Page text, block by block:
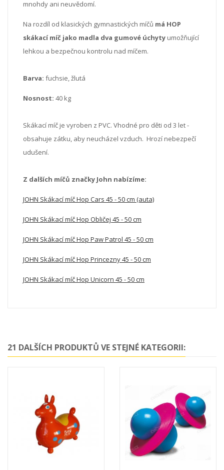
mnohdy ani neuvědomí.
Na rozdíl od klasických gymnastických míčů má HOP
skákací míč jako madla dva gumové úchyty umožňující
lehkou a bezpečnou kontrolu nad míčem.
Barva: fuchsie, žlutá
Nosnost: 40 kg
Skákací míč je vyroben z PVC. Vhodné pro děti od 3 let -
obsahuje zátku, aby neucházel vzduch. Hrozí nebezpečí
udušení.
Z dalších míčů značky John nabízíme:
JOHN Skákací míč Hop Cars 45 - 50 cm (auta)
JOHN Skákací míč Hop Obličej 45 - 50 cm
JOHN Skákací míč Hop Paw Patrol 45 - 50 cm
JOHN Skákací míč Hop Princezny 45 - 50 cm
JOHN Skákací míč Hop Unicorn 45 - 50 cm
21 DALŠÍCH PRODUKTŮ VE STEJNÉ KATEGORII: